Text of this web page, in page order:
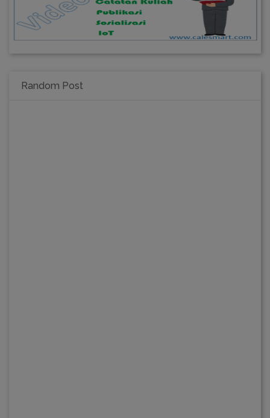
Random Post